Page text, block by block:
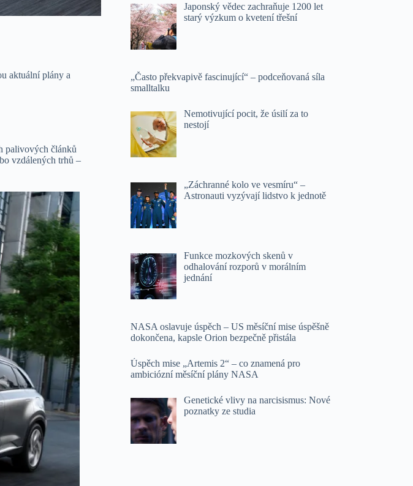
aktuální plány a
palivových článků
vzdálených trhů –
Japonský vědec zachraňuje 1200 let
starý výzkum o kvetení třešní
„Často překvapivě fascinující“ – podceňovaná síla
smalltalku
Nemotivující pocit, že úsilí za to
nestojí
„Záchranné kolo ve vesmíru“ –
Astronauti vyzývají lidstvo k jednotě
Funkce mozkových skenů v
odhalování rozporů v morálním
jednání
NASA oslavuje úspěch – US měsíční mise úspěšně
dokončena, kapsle Orion bezpečně přistála
Úspěch mise „Artemis 2“ – co znamená pro
ambiciózní měsíční plány NASA
Genetické vlivy na narcisismus: Nové
poznatky ze studia